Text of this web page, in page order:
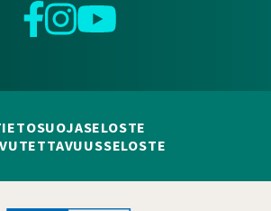
Facebook
InstagramYouTube